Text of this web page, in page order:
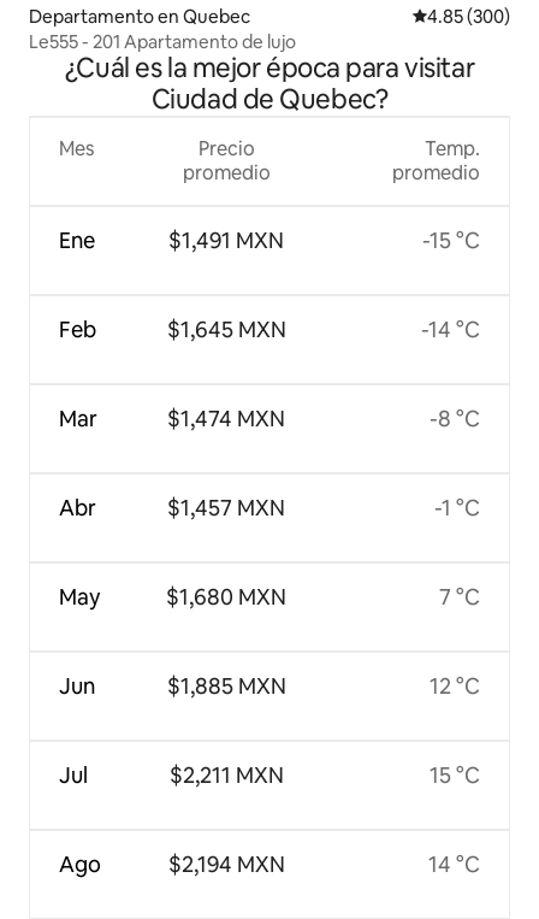
Departamento en Quebec Calificación
4.85 (300)
Le555 - 201 Apartamento de lujo
¿Cuál es la mejor época para visitar
Ciudad de Quebec?
Mes
Ene
Feb
Mar
Abr
May
Jun
Jul
Ago
Precio
promedio
$1,491 MXN
$1,645 MXN
$1,474 MXN
$1,457 MXN
$1,680 MXN
$1,885 MXN
$2,211 MXN
$2,194 MXN
Temp.
promedio
-15 °C
-14 °C
-8 °C
-1 °C
7 °C
12 °C
15 °C
14 °C